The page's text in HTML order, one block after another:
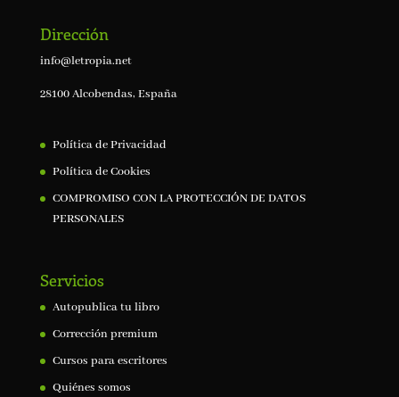
Dirección
info@letropia.net
28100 Alcobendas, España
Política de Privacidad
Política de Cookies
COMPROMISO CON LA PROTECCIÓN DE DATOS
PERSONALES
Servicios
Autopublica tu libro
Corrección premium
Cursos para escritores
Quiénes somos